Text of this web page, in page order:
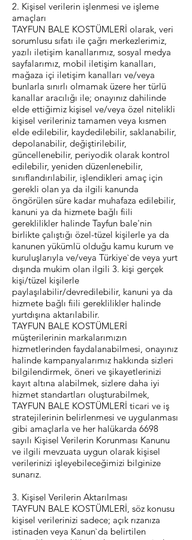
2. Kişisel verilerin işlenmesi ve işleme
amaçları
TAYFUN BALE KOSTÜMLERİ olarak, veri
sorumlusu sıfatı ile çağrı merkezlerimiz,
yazılı iletişim kanallarımız, sosyal medya
sayfalarımız, mobil iletişim kanalları,
mağaza içi iletişim kanalları ve/veya
bunlarla sınırlı olmamak üzere her türlü
kanallar aracılığı ile; onayınız dahilinde
elde ettiğimiz kişisel ve/veya özel nitelikli
kişisel verileriniz tamamen veya kısmen
elde edilebilir, kaydedilebilir, saklanabilir,
depolanabilir, değiştirilebilir,
güncellenebilir, periyodik olarak kontrol
edilebilir, yeniden düzenlenebilir,
sınıflandırılabilir, işlendikleri amaç için
gerekli olan ya da ilgili kanunda
öngörülen süre kadar muhafaza edilebilir,
kanuni ya da hizmete bağlı fiili
gereklilikler halinde Tayfun bale'nin
birlikte çalıştığı özel-tüzel kişilerle ya da
kanunen yükümlü olduğu kamu kurum ve
kuruluşlarıyla ve/veya Türkiye`de veya yurt
dışında mukim olan ilgili 3. kişi gerçek
kişi/tüzel kişilerle
paylaşılabilir/devredilebilir, kanuni ya da
hizmete bağlı fiili gereklilikler halinde
yurtdışına aktarılabilir.
TAYFUN BALE KOSTÜMLERİ
müşterilerinin markalarımızın
hizmetlerinden faydalanabilmesi, onayınız
halinde kampanyalarımız hakkında sizleri
bilgilendirmek, öneri ve şikayetlerinizi
kayıt altına alabilmek, sizlere daha iyi
hizmet standartları oluşturabilmek,
TAYFUN BALE KOSTÜMLERİ ticari ve iş
stratejilerinin belirlenmesi ve uygulanması
gibi amaçlarla ve her halükarda 6698
sayılı Kişisel Verilerin Korunması Kanunu
ve ilgili mevzuata uygun olarak kişisel
verilerinizi işleyebileceğimizi bilginize
sunarız.
3. Kişisel Verilerin Aktarılması
TAYFUN BALE KOSTÜMLERİ, söz konusu
kişisel verilerinizi sadece; açık rızanıza
istinaden veya Kanun`da belirtilen